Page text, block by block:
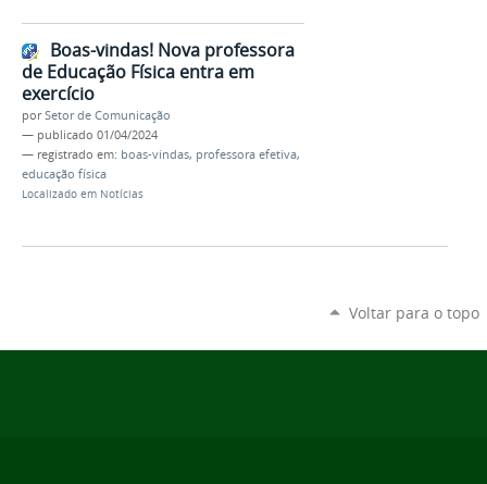
Boas-vindas! Nova professora
de Educação Física entra em
exercício
porSetor de Comunicação
— publicado 01/04/2024
— registrado em: boas-vindas, professora efetiva,
educação física
Localizado em Notícias
Voltar para o topo